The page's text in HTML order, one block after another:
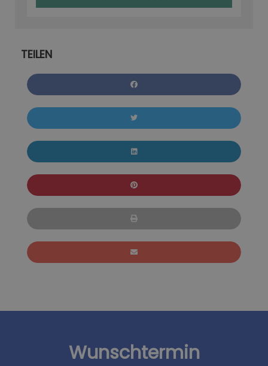
TEILEN
Wunschtermin